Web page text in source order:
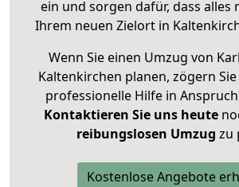
ein und sorgen dafür, dass alles
Ihrem neuen Zielort in
Wenn Sie einen Umzug von
Kaltenkirchen planen, zögern
professionelle Hilfe in
Kontaktieren Sie uns heute
reibungslosen Umzug zu
Kostenlose Angebote